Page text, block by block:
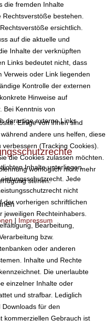
die fremden Inhalte
bestehen.
ersichtlich.
auf die aktuelle und
Inhalte der verknüpften
Links bedeutet nicht, dass
Verweis oder Link liegenden
Kontrolle der externen
Hinweise auf
Bei Kenntnis von
derartige externe Links
Inhalte unterliegen
Jede
nicht
der vorherigen schriftlichen
jeweiligen Rechteinhabers.
Bearbeitung,
bzw.
oder anderen
Inhalte und Rechte
Die unerlaubte
einzelner Inhalte oder
und strafbar. Lediglich
für den
kommerziellen Gebrauch ist
Einige von ihnen sind
andere uns helfen, diese
(Tracking Cookies).
die Cookies zulassen möchten.
womöglich nicht mehr
stehen.
| Impressum